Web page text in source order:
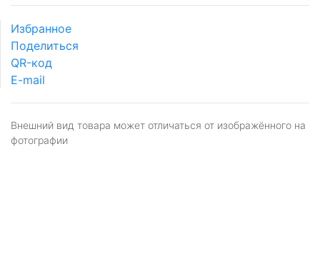
Избранное
Поделиться
QR-код
E-mail
Внешний вид товара может отличаться от изображённого на
фотографии